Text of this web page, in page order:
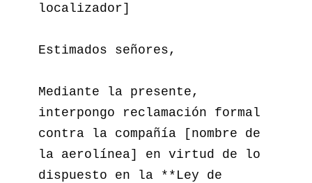
localizador]
Estimados señores,
Mediante la presente,
interpongo reclamación formal
contra la compañía [nombre de
la aerolínea] en virtud de lo
dispuesto en la **Ley de